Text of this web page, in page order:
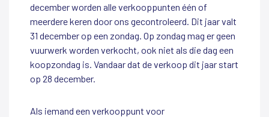
december worden alle verkooppunten één of
meerdere keren door ons gecontroleerd. Dit jaar valt
31 december op een zondag. Op zondag mag er geen
vuurwerk worden verkocht, ook niet als die dag een
koopzondag is. Vandaar dat de verkoop dit jaar start
op 28 december.
Als iemand een verkooppunt voor